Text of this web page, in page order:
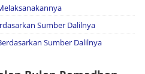
Sumber Dalilnya
Sumber Dalilnya